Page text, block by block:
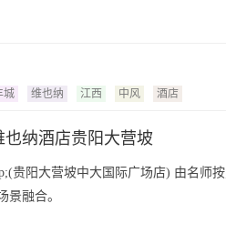
城 维也纳 江西 中风 酒店
纳酒店贵阳大营坡
贵阳大营坡中大国际广场店) 由名师
景融合。